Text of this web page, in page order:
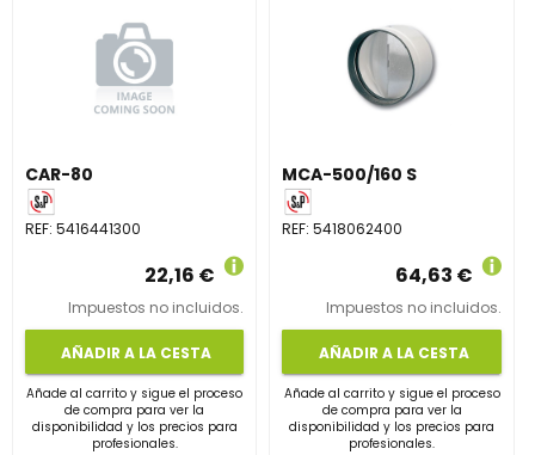
CAR-80
REF: 5416441300
22,16 €
Impuestos no incluidos.
AÑADIR A LA CESTA
Añade al carrito y sigue el proceso
de compra para ver la
disponibilidad y los precios para
profesionales.
MCA-500/160 S
REF:5418062400
64,63 €
Impuestos no incluidos.
AÑADIR A LA CESTA
Añade al carrito y sigue el proceso
de compra para ver la
disponibilidad y los precios para
profesionales.